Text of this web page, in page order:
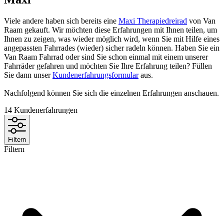
Viele andere haben sich bereits eine Maxi Therapiedreirad von Van
Raam gekauft. Wir möchten diese Erfahrungen mit Ihnen teilen, um
Ihnen zu zeigen, was wieder möglich wird, wenn Sie mit Hilfe eines
angepassten Fahrrades (wieder) sicher radeln können. Haben Sie ein
Van Raam Fahrrad oder sind Sie schon einmal mit einem unserer
Fahrräder gefahren und möchten Sie Ihre Erfahrung teilen? Füllen
Sie dann unserKundenerfahrungsformularaus.
Nachfolgend können Sie sich die einzelnen Erfahrungen anschauen.
14 Kundenerfahrungen
Filtern
Filtern